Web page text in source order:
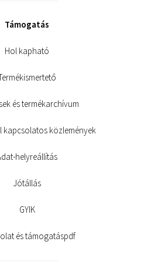
Támogatás
Hol kapható
és termékarchívum
kapcsolatos közlemények
helyreállítás
Jótállás
GYIK
és támogatáspdf